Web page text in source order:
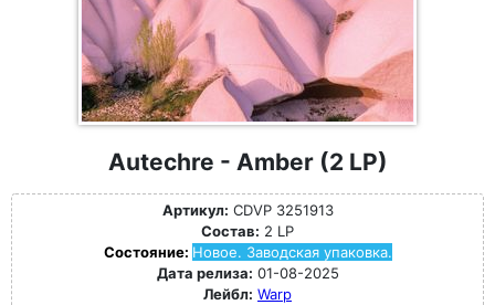
Autechre - Amber (2 LP)
Артикул: CDVP 3251913
Состав: 2 LP
Состояние: Новое. Заводская упаковка.
Дата релиза: 01-08-2025
Лейбл: Warp